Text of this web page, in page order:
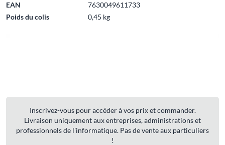
EAN
7630049611733
Poids du colis
0,45 kg
Inscrivez-vous pour accéder à vos prix et commander.
Livraison uniquement aux entreprises, administrations et
professionnels de l'informatique. Pas de vente aux particuliers
!